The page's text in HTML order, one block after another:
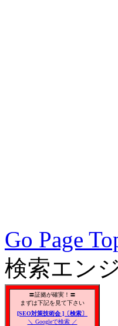
Go Page
検索エン
〓証拠が確実！〓
まずは下記を見て下さい
[SEO対策技術会 ]〔検索〕
＼ Googleで検索 ／